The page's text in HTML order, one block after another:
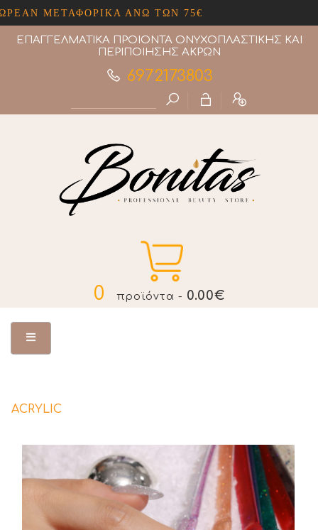
ΜΕΤΑΦΟΡΙΚΑ ΑΝΩ ΤΩΝ 75€
ΕΠΑΓΓΕΛΜΑΤΙΚΑ ΠΡΟΙΟΝΤΑ ΟΝΥΧΟΠΛΑΣΤΙΚΗΣ ΚΑΙ
ΠΕΡΙΠΟΙΗΣΗΣ ΑΚΡΩΝ
6972173803
0 προϊόντα - 0.00€
Toggle Menu
ACRYLIC